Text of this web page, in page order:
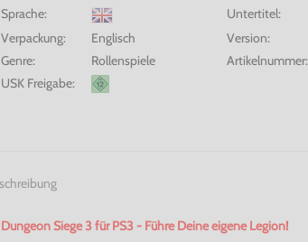
Sprache: Untertitel:
Verpackung:
Englisch Version:
Genre:
Rollenspiele Artikelnummer:
USK Freigabe:
Dungeon Siege 3 für PS3 - Führe Deine eigene Legion!